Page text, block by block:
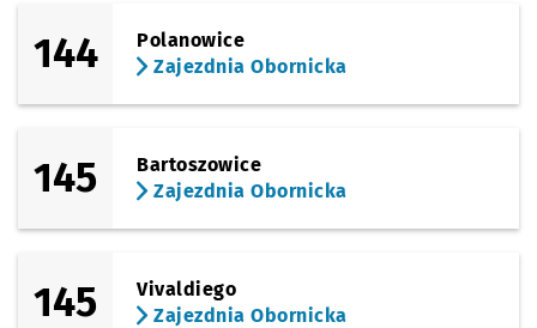
144
Polanowice
Zajezdnia Obornicka
145
Bartoszowice
Zajezdnia Obornicka
145
Vivaldiego
Zajezdnia Obornicka